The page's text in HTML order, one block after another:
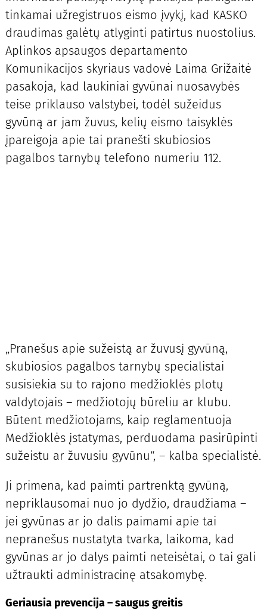
tinkamai užregistruos eismo įvykį, kad KASKO
draudimas galėtų atlyginti patirtus nuostolius.
Aplinkos apsaugos departamento
Komunikacijos skyriaus vadovė Laima Grižaitė
pasakoja, kad laukiniai gyvūnai nuosavybės
teise priklauso valstybei, todėl sužeidus
gyvūną ar jam žuvus, kelių eismo taisyklės
įpareigoja apie tai pranešti skubiosios
pagalbos tarnybų telefono numeriu 112.
„Pranešus apie sužeistą ar žuvusį gyvūną,
skubiosios pagalbos tarnybų specialistai
susisiekia su to rajono medžioklės plotų
valdytojais – medžiotojų būreliu ar klubu.
Būtent medžiotojams, kaip reglamentuoja
Medžioklės įstatymas, perduodama pasirūpinti
sužeistu ar žuvusiu gyvūnu“, – kalba specialistė.
Ji primena, kad paimti partrenktą gyvūną,
nepriklausomai nuo jo dydžio, draudžiama –
jei gyvūnas ar jo dalis paimami apie tai
nepranešus nustatyta tvarka, laikoma, kad
gyvūnas ar jo dalys paimti neteisėtai, o tai gali
užtraukti administracinę atsakomybę.
Geriausia prevencija – saugus greitis